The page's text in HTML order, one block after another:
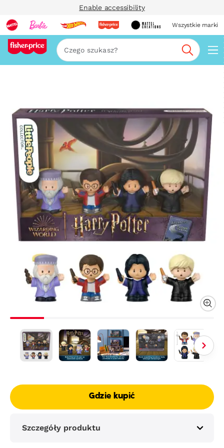
Enable accessibility
Wszystkie marki
Szukaj
Gdzie kupić
Szczegóły produktu